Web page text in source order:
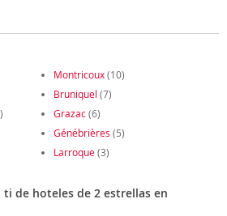
Montricoux(10)
Bruniquel (7)
Grazac(6)
Génébrières (5)
Larroque(3)
ti de hoteles de 2 estrellas en